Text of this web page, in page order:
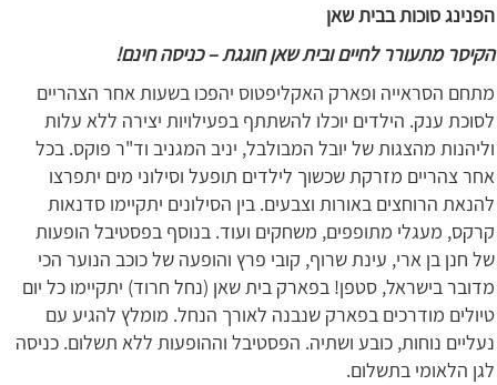
הפנינג סוכות בבית שאן
הקיסר מתעורר לחיים ובית שאן חוגגת – כניסה חינם!
מתחם הסראייה ופארק האקליפטוס יהפכו בשעות אחר הצהריים
לסוכת ענק. הילדים יוכלו להשתתף בפעילויות יצירה ללא עלות
וליהנות מהצגות של יובל המבולבל, יניב המגניב וד"ר פוקס. בכל
אחר צהריים מזרקת שכשוך לילדים תופעל וסילוני מים יתפרצו
להנאת הרוחצים באורות וצבעים. בין הסילונים יתקיימו סדנאות
קרקס, מעגלי מתופפים, משחקים ועוד. בנוסף בפסטיבל הופעות
של חנן בן ארי, עינת שרוף, קובי פרץ והופעה של כוכב הנוער הכי
מדובר בישראל, סטפן! בפארק בית שאן (נחל חרוד) יתקיימו כל יום
טיולים מודרכים בפארק שנבנה לאורך הנחל. מומלץ להגיע עם
נעליים נוחות, כובע ושתיה. הפסטיבל וההופעות ללא תשלום. כניסה
לגן הלאומי בתשלום.